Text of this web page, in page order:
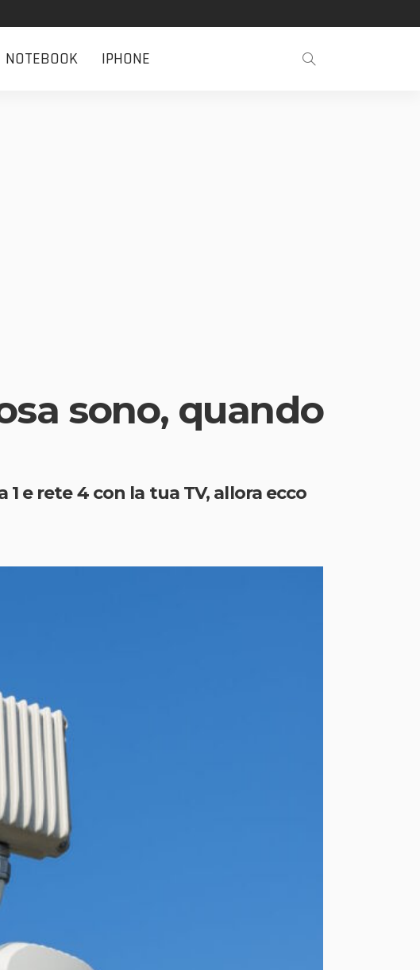
NOTEBOOK IPHONE
sono, quando
e rete 4 con la tua TV, allora ecco